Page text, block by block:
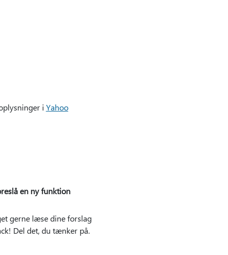
i Yahoo
en ny funktion
gerne læse dine forslag
Del det, du tænker på.